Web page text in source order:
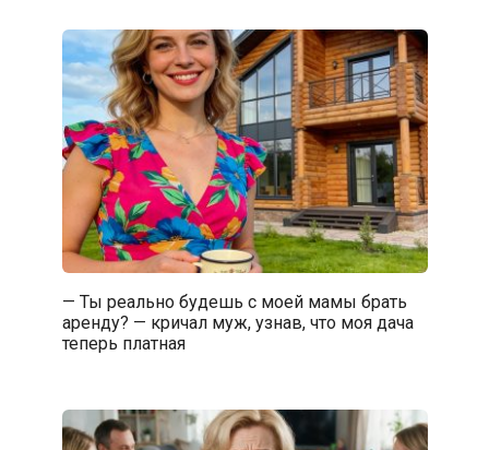
— Ты реально будешь с моей мамы брать
аренду? — кричал муж, узнав, что моя дача
теперь платная